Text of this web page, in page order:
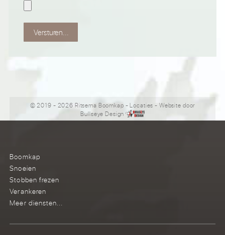
Versturen...
© 2019 - 2026 Ritsema Boomkap -Locaties - Website door
Bullseye Design
Boomkap
Snoeien
Stobben frezen
Verankeren
Meer diensten...